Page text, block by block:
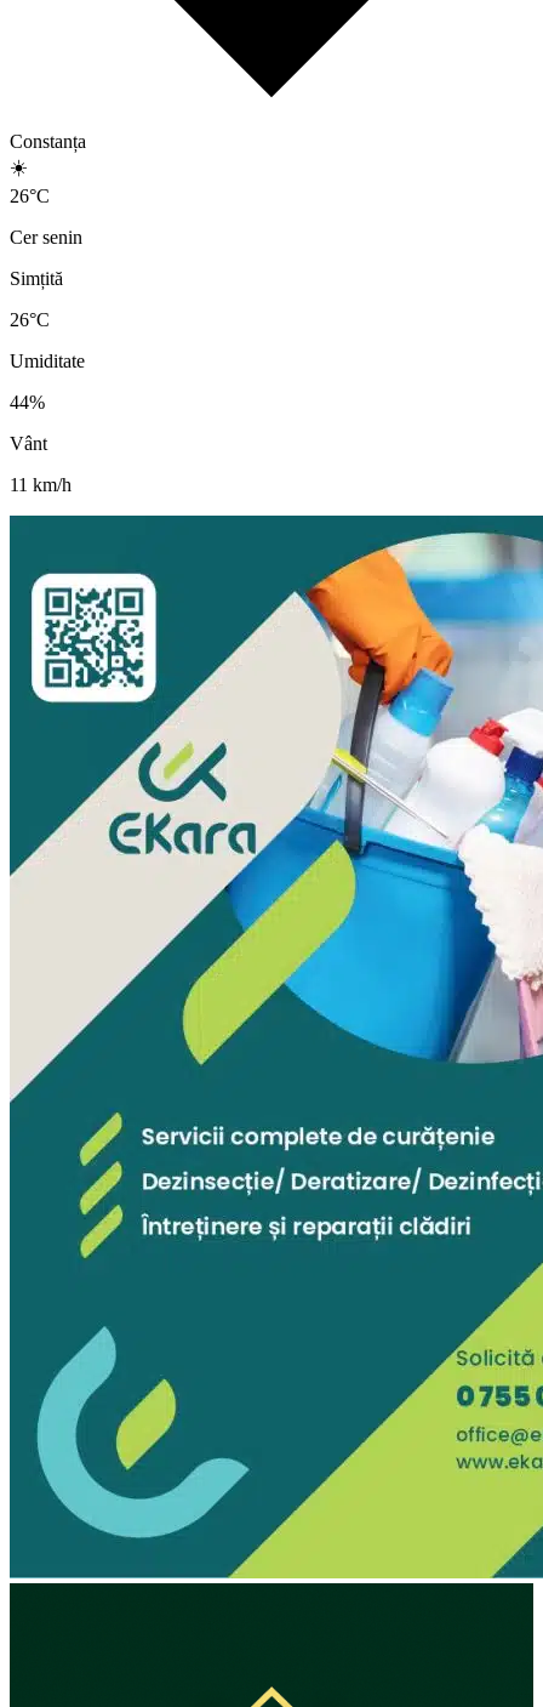
Constanța
☀️
26°C
Cer senin
Simțită
26°C
Umiditate
44%
Vânt
11 km/h